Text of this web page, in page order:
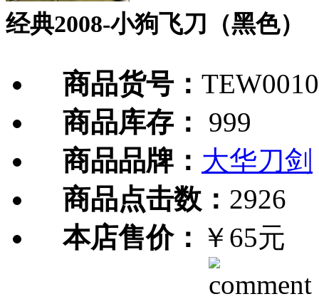
经典2008-小狗飞刀（黑色）
商品货号：
商品库存：
999
商品品牌： 大华刀剑
商品点击数： 2926
本店售价： ￥65元